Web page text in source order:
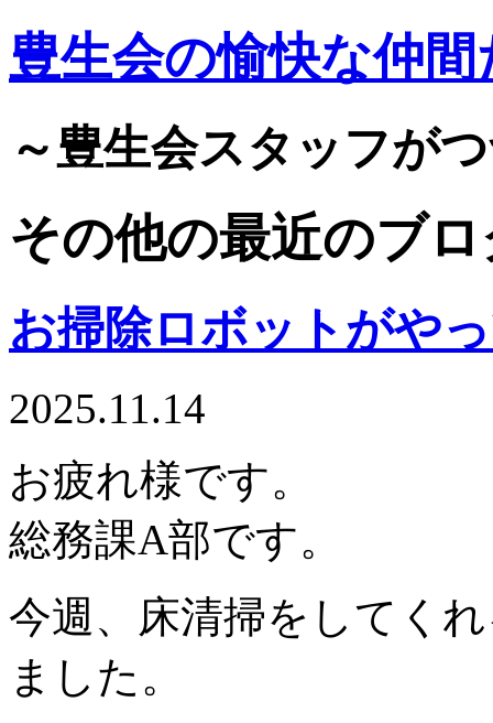
豊生会の愉快な仲間
～豊生会スタッフが
その他の最近のブ
お掃除ロボットがや
2025.11.14
お疲れ様です。
総務課A部です。
今週、床清掃をしてく
ました。